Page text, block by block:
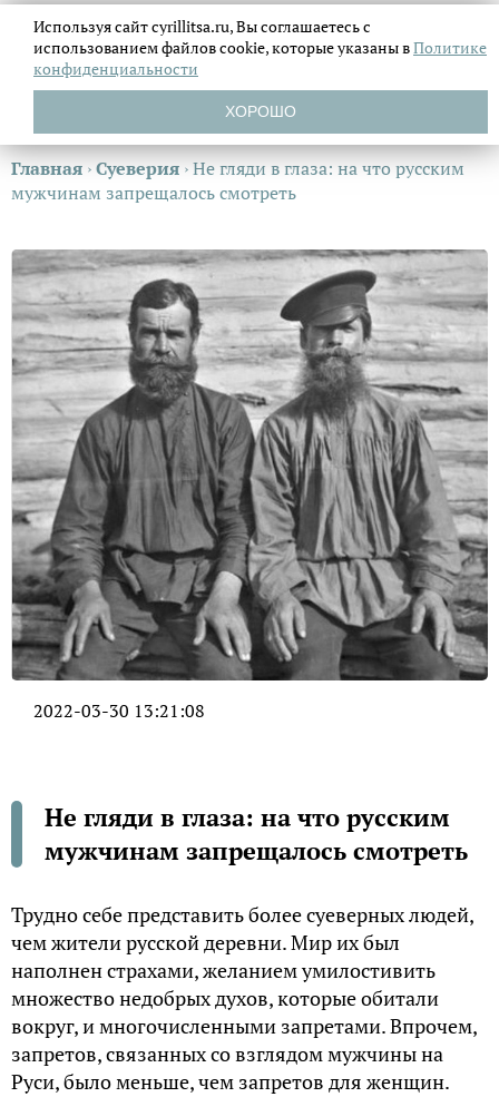
Главная ›Суеверия ›Не гляди в глаза: на что русским
мужчинам запрещалось смотреть
2022-03-30 13:21:08
Не гляди в глаза: на что русским
мужчинам запрещалось смотреть
Трудно себе представить более суеверных людей,
чем жители русской деревни. Мир их был
наполнен страхами, желанием умилостивить
множество недобрых духов, которые обитали
вокруг, и многочисленными запретами. Впрочем,
запретов, связанных со взглядом мужчины на
Руси, было меньше, чем запретов для женщин.
Используя сайт cyrillitsa.ru, Вы соглашаетесь с
использованием файловcookie, которые указаны вПолитике
конфиденциальности
ХОРОШО